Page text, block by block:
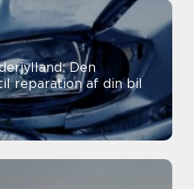
Den
reparation af din bil